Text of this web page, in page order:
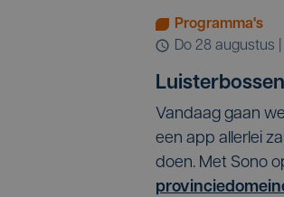
Programma's
do 28 augustus |
Vandaag gaan
een app allerlei
doen. Met Sono